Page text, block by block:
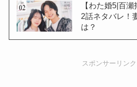
【わた婚5|百
2話ネタバレ！
は？
スポンサーリンク